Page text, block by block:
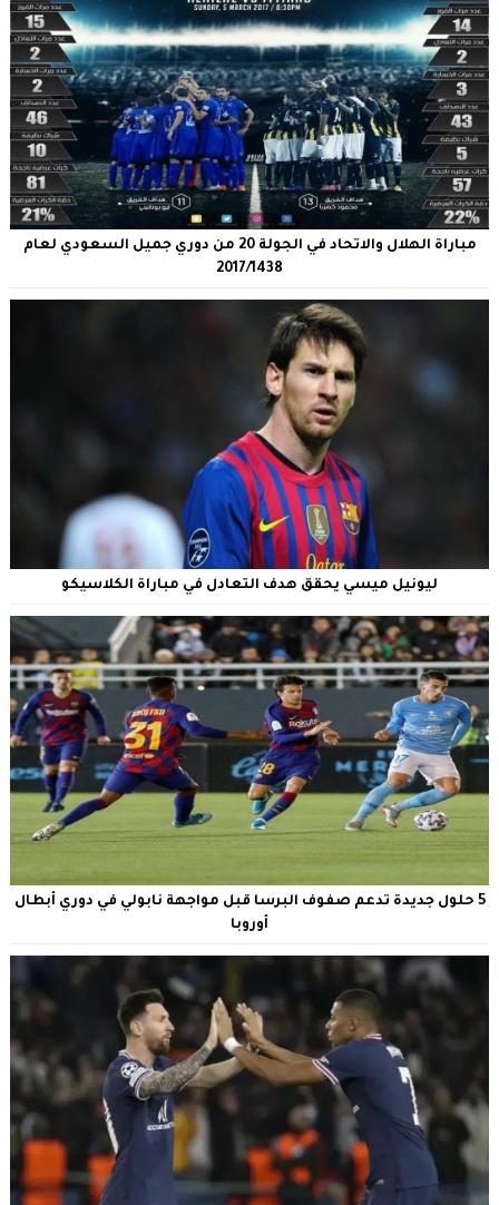
مباراة الهلال والاتحاد في الجولة 20 من دوري جميل السعودي لعام
2017/1438
ليونيل ميسي يحقق هدف التعادل في مباراة الكلاسيكو
5 حلول جديدة تدعم صفوف البرسا قبل مواجهة نابولي في دوري أبطال
أوروبا